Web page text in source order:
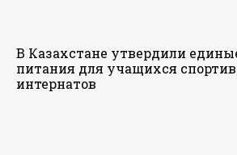
В Казахстане утвердили
питания для учащихся
интернатов